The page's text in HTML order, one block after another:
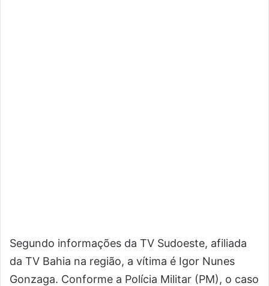
Segundo informações da TV Sudoeste, afiliada
da TV Bahia na região, a vítima é Igor Nunes
Gonzaga. Conforme a Polícia Militar (PM), o caso